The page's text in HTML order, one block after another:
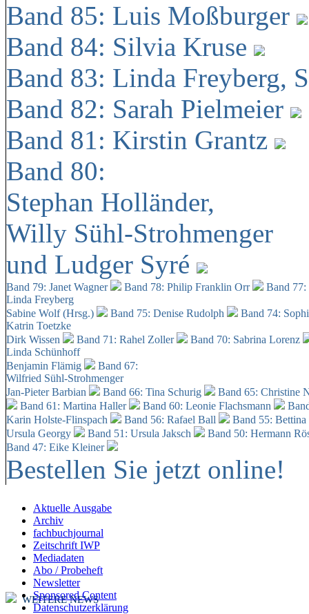
Band 85: Luis Moßburger
Band 84: Silvia Kruse
Band 83: Linda Freyberg,
Band 82: Sarah Pielmeier
Band 81: Kirstin Grantz
Band 80:
Stephan Holländer,
Willy Sühl-Strohmenger
und Ludger Syré
Band 79: Janet Wagner Band 78: Philip Franklin Orr
Band
Linda Freyberg
Sabine Wolf (Hrsg.)
Band 75: Denise Rudolph
Band 74:
Katrin Toetzke
Dirk Wissen
Band 71: Rahel Zoller
Band 70: Sabrina Lorenz
Linda Schünhoff
Benjamin Flämig
Band 67:
Wilfried Sühl-Strohmenger
Jan-Pieter Barbian
Band 66: Tina Schurig
Band 65: Christine
Band 61: Martina Haller
Band 60: Leonie Flachsmann
Karin Holste-Flinspach
Band 56: Rafael Ball
Band 55:
Ursula Georgy
Band 51: Ursula Jaksch Band 50: Hermann
Band 47: Eike Kleiner
Bestellen Sie jetzt online!
Aktuelle Ausgabe
Archiv
fachbuchjournal
Zeitschrift IWP
Mediadaten
Abo / Probeheft
Newsletter
Sponsored Content
Datenschutzerklärung
WEITERE NEWS